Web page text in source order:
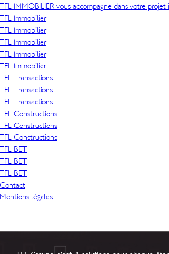
TFL IMMOBILIER vous accompagne dans votre
TFL Immobilier
TFL Immobilier
TFL Immobilier
TFL Immobilier
TFL Immobilier
TFL Transactions
TFL Transactions
TFL Transactions
TFL Constructions
TFL Constructions
TFL Constructions
TFL BET
TFL BET
TFL BET
Contact
Mentions légales